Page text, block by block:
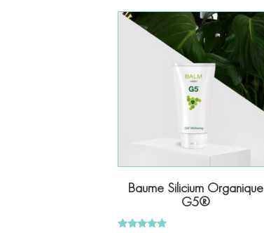
Baume Silicium Organique
G5®